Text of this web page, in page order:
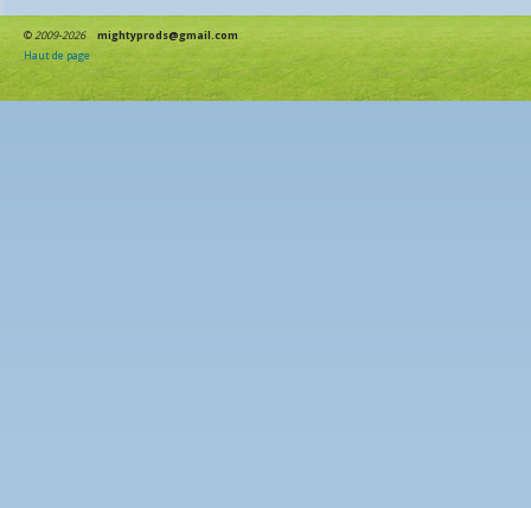
©2009-2026
mightyprods@gmail.com
Haut de page